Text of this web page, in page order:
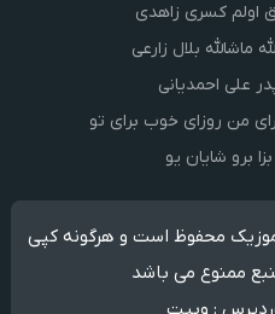
اولم کسری زاهدی
ماشالله بلال زارعی
علی احمدیانی
من روزای خوب برای تو
برو شایان یو
محفوظ است و هرگونه کپی
ممنوع می باشد